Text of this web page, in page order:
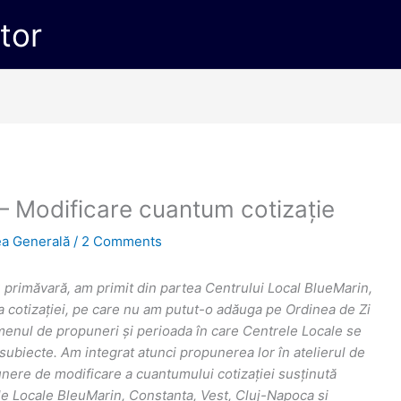
Modificare cuantum cotizație
Generală / 2 Comments
am primit din partea Centrului Local BlueMarin,
pe care nu am putut-o adăuga pe Ordinea de Zi
de propuneri și perioada în care Centrele Locale se
Am integrat atunci propunerea lor în atelierul de
de modificare a cuantumului cotizației susținută
BleuMarin, Constanța, Vest, Cluj-Napoca și